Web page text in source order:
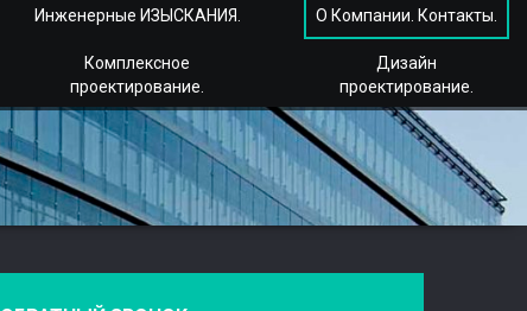
Инженерные ИЗЫСКАНИЯ. О Компании. Контакты.
Комплексное
проектирование.
Дизайн
проектирование.